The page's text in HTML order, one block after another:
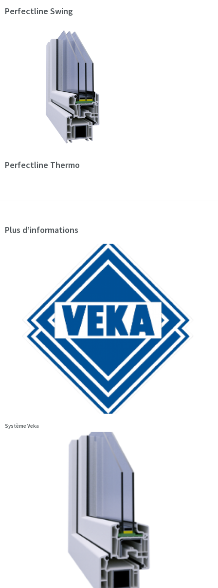
Perfectline Swing
Perfectline Thermo
Plus d’informations
Système Veka